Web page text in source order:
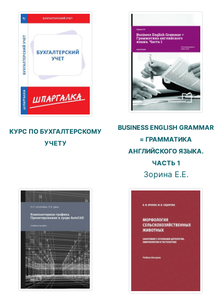
КУРС ПО БУХГАЛТЕРСКОМУ
УЧЕТУ
BUSINESS ENGLISH GRAMMAR
= ГРАММАТИКА
АНГЛИЙСКОГО ЯЗЫКА.
ЧАСТЬ 1
Зорина Е.Е.